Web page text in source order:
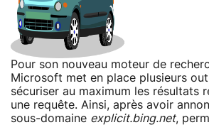
Pour son nouveau moteur de
Microsoft met en place plusieurs
sécuriser au maximum les résultats
une requête. Ainsi, après avoir
sous-domaine explicit.bing.net,